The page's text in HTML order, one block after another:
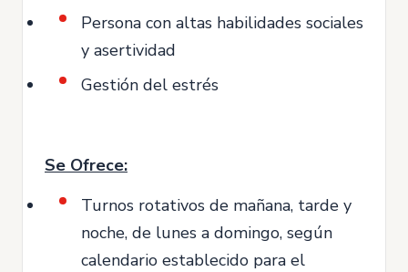
Persona con altas habilidades sociales
y asertividad
Gestión del estrés
Se Ofrece:
Turnos rotativos de mañana, tarde y
noche, de lunes a domingo, según
calendario establecido para el